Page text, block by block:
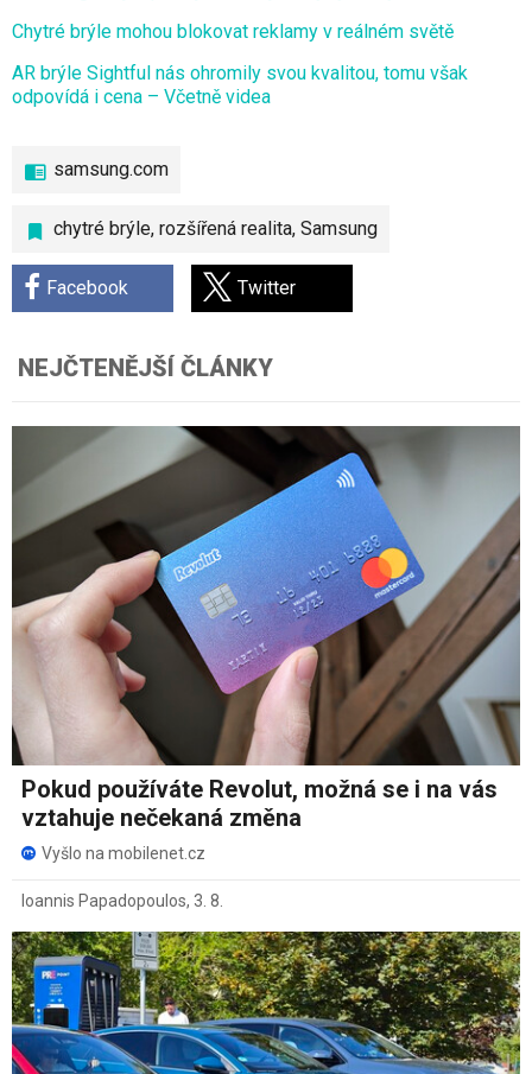
samsung.com
chytré brýle, rozšířená realita, Samsung
Facebook Twitter
Chytré brýle mohou blokovat reklamy v reálném světě
AR brýle Sightful nás ohromily svou kvalitou, tomu však
odpovídá i cena – Včetně videa
NEJČTENĚJŠÍ ČLÁNKY
Pokud používáte Revolut, možná se i na vás
vztahuje nečekaná změna
Vyšlo na mobilenet.cz
Ioannis Papadopoulos, 3. 8.